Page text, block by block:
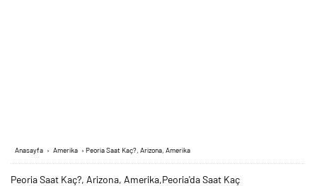
Anasayfa › Amerika › Peoria Saat Kaç?, Arizona, Amerika
Peoria Saat Kaç?, Arizona, Amerika,Peoria'da Saat Kaç